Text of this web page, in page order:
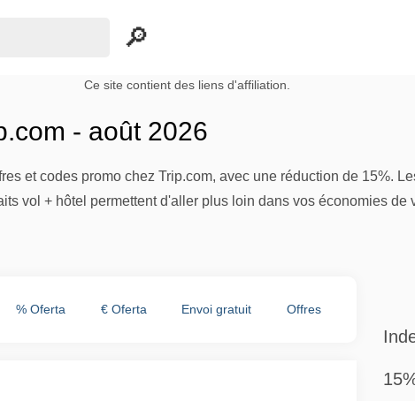
Ce site contient des liens d'affiliation.
- août 2026
et codes promo chez Trip.com, avec une réduction de 15%.
vol + hôtel permettent d'aller plus loin dans vos économies de
% Oferta € Oferta Envoi gratuit Offres